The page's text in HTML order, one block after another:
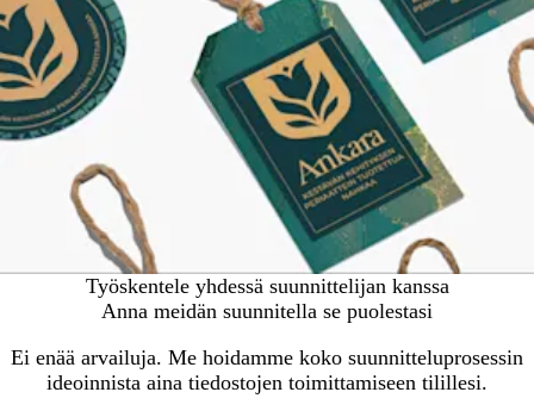
Työskentele yhdessä suunnittelijan kanssa
Anna meidän suunnitella se puolestasi
Ei enää arvailuja. Me hoidamme koko suunnitteluprosessin
ideoinnista aina tiedostojen toimittamiseen tilillesi.